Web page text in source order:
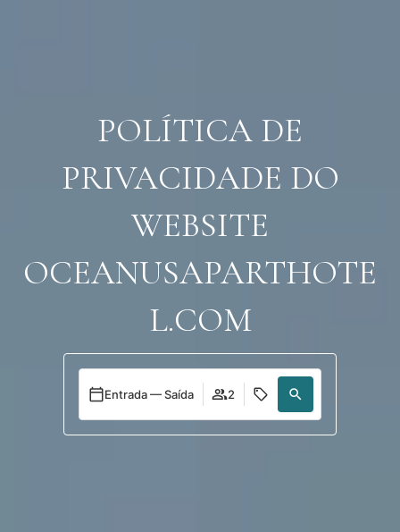
POLÍTICA DE
PRIVACIDADE DO
WEBSITE
OCEANUSAPARTHOTE
L.COM
Entrada — Saída 2